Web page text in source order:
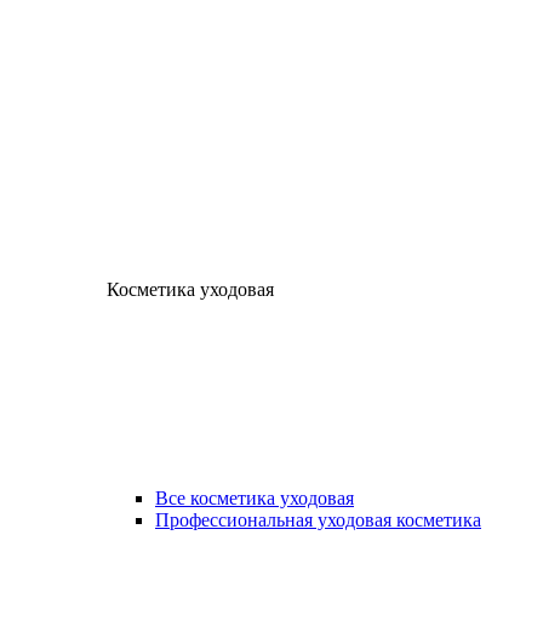
Косметика уходовая
Все косметика уходовая
Профессиональная уходовая косметика